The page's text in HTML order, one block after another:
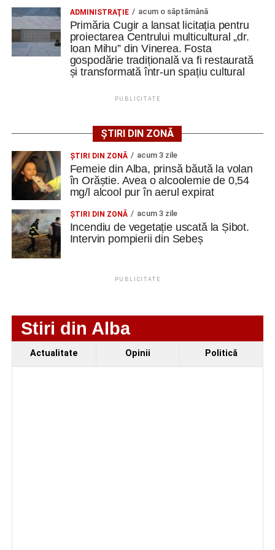
Secretul succesului în afaceri, dezvăluit de
antreprenorul Alexandru Jittu care a lucrat pentru
Elon Musk: „Dacă nu faci asta ai mari șanse să
ratezi”
iluminatul public va fi redus pe timpul nopții
Messenger WhatsApp Twitter
85 de puncte al coeficientului ELO la puternicul festival de
la Biel (Elveţia) din perioada 13-23 iulie, fiind foarte
aproape de obţinerea unui nou titlu, cel de maestru
internaţional.
Adaugă cugirinfo.ro ca sursă
preferată pe Google
Ultimele știri din Cugir
Trei profesori ai Colegiului Național „David Prodan”
Cugir și-au perfecționat competențele prin
mobilități Erasmus+ în Croația
Elon Musk: „Dacă nu faci asta ai mari șanse să
ratezi”
Efectele crizei energetice ajung și la Cugir:
ADMINISTRAŢIE acum o săptămână
Primăria Cugir a lansat licitația pentru
proiectarea Centrului multicultural „dr.
Ioan Mihu” din Vinerea. Fosta
gospodărie tradițională va fi restaurată
și transformată într-un spațiu cultural
PUBLICITATE
ȘTIRI DIN ZONĂ
ŞTIRI DIN ZONĂ acum 3 zile
Femeie din Alba, prinsă băută la volan
în Orăștie. Avea o alcoolemie de 0,54
mg/l alcool pur în aerul expirat
ŞTIRI DIN ZONĂ acum 3 zile
Incendiu de vegetație uscată la Șibot.
Intervin pompierii din Sebeș
PUBLICITATE
Stiri din Alba
Actualitate Opinii Politică